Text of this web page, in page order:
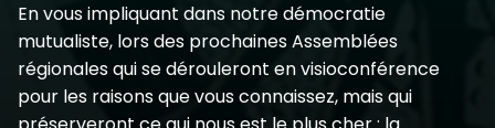
En vous impliquant dans notre démocratie
mutualiste, lors des prochaines Assemblées
régionales qui se dérouleront en visioconférence
pour les raisons que vous connaissez, mais qui